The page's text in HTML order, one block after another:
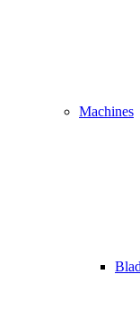
Machines